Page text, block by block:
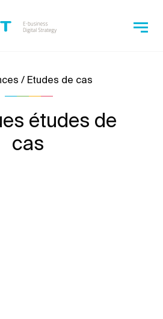
/ Etudes de cas
études de
cas